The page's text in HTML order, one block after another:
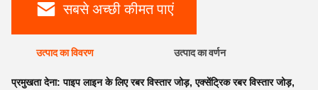
सबसे अच्छी कीमत पाएं
उत्पाद का विवरण उत्पाद का वर्णन
प्रमुखता देना:पाइप लाइन के लिए रबर विस्तार जोड़,एक्सेंट्रिक रबर विस्तार जोड़,